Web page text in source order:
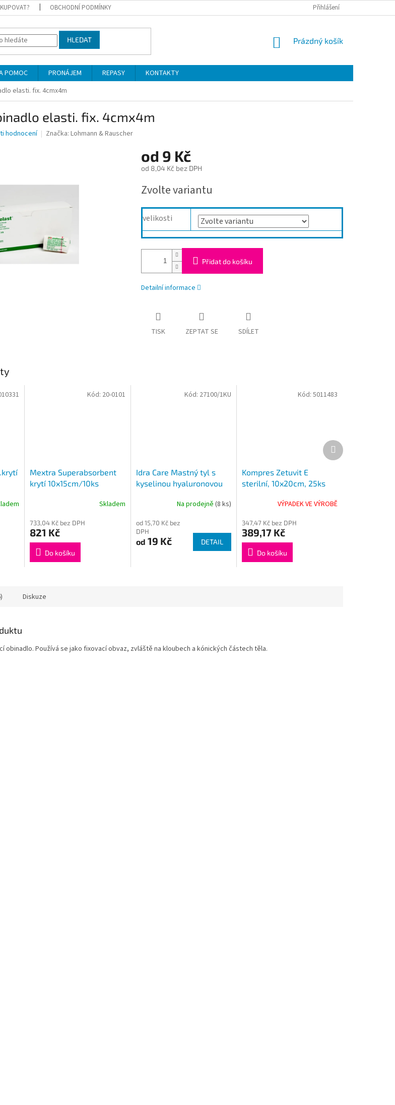
OBCHODNÍ PODMÍNKY Přihlášení
HLEDAT
NÁKUPNÍ
Prázdný košík
POMOC PRONÁJEM REPASY
KONTAKTY
elasti. fix. 4cmx4m
elasti. fix. 4cmx4m
hodnocení Značka: Lohmann & Rauscher
od 9 Kč
od 8,04 Kčbez DPH
cena:
Zvolte variantu
velikosti
Přidat do košíku
Detailní informace
TISK ZEPTAT SE SDÍLET
Mextra Superabsorbent
krytí 10x15cm/10ks
Skladem
733,04 Kč bez DPH
821 Kč
Do košíku
Kód: 20-0101
Idra Care Mastný tyl s
kyselinou hyaluronovou
Na prodejně(8 ks)
od 15,70 Kč bez
DPH
od 19 Kč DETAIL
Kód: 27100/1KU
Kompres Zetuvit E
sterilní, 10x20cm, 25ks
VÝPADEK VE VÝROBĚ
347,47 Kč bez DPH
389,17 Kč
Do košíku
Kód: 5011483
Další
produkt
Diskuze
obinadlo. Používá se jako fixovací obvaz, zvláště na kloubech a kónických částech těla.